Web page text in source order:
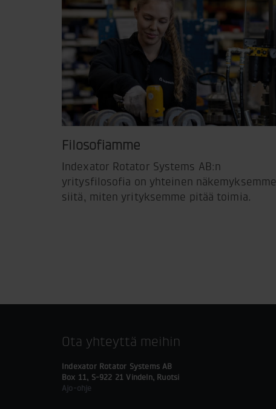
Filosofiamme
Indexator Rotator Systems AB:n
yritysfilosofia on yhteinen näkemyksemme
siitä, miten yrityksemme pitää toimia.
Ota yhteyttä meihin
Indexator Rotator Systems AB
Box 11, S-922 21 Vindeln, Ruotsi
Ajo-ohje